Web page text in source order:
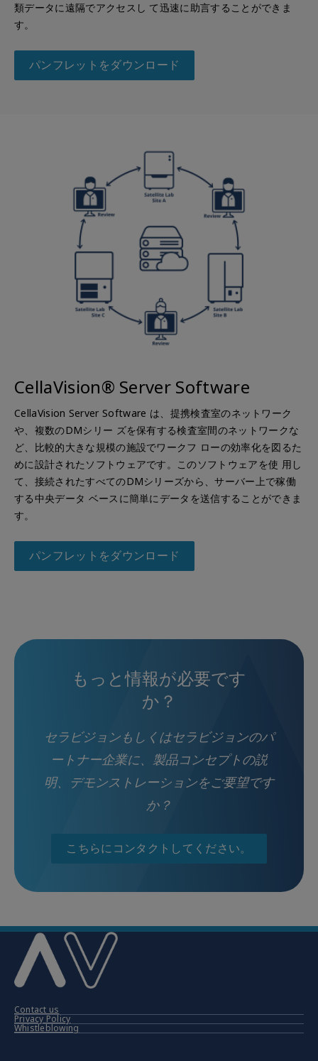
類データに遠隔でアクセスし て迅速に助言することができま
す。
パンフレットをダウンロード
CellaVision® Server Software
CellaVision Server Software は、提携検査室のネットワーク
や、複数のDMシリー ズを保有する検査室間のネットワークな
ど、比較的大きな規模の施設でワークフ ローの効率化を図るた
めに設計されたソフトウェアです。このソフトウェアを使 用し
て、接続されたすべてのDMシリーズから、サーバー上で稼働
する中央データ ベースに簡単にデータを送信することができま
す。
パンフレットをダウンロード
もっと情報が必要です
か？
セラビジョンもしくはセラビジョンのパ
ートナー企業に、製品コンセプトの説
明、デモンストレーションをご要望です
か？
こちらにコンタクトしてください。
Contact us
Privacy Policy
Whistleblowing